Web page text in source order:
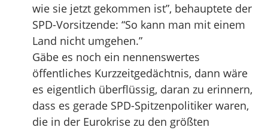
wie sie jetzt gekommen ist”, behauptete der
SPD-Vorsitzende: “So kann man mit einem
Land nicht umgehen.”
Gäbe es noch ein nennenswertes
öffentliches Kurzzeitgedächtnis, dann wäre
es eigentlich überflüssig, daran zu erinnern,
dass es gerade SPD-Spitzenpolitiker waren,
die in der Eurokrise zu den größten